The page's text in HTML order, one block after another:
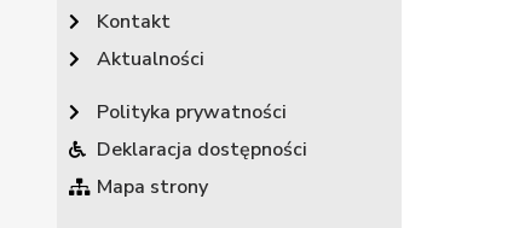
Kontakt
Aktualności
Polityka prywatności
Deklaracja dostępności
Mapa strony